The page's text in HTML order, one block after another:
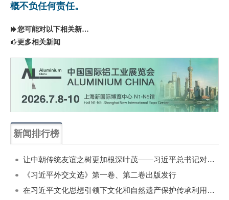
概不负任何责任。
您可能对以下相关新闻同样感兴趣
更多相关新闻
新闻排行榜
让中朝传统友谊之树更加根深叶茂——习近平总书记对朝鲜进行国事访问纪实
《习近平外交文选》第一卷、第二卷出版发行
在习近平文化思想引领下文化和自然遗产保护传承利用工作开创新局面